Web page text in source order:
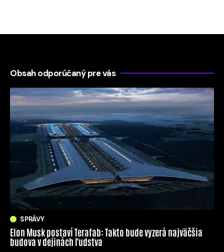
Obsah odporúčaný pre vás
SPRÁVY
Elon Musk postaví Terafab: Takto bude vyzerá najväčšia
budova v dejinách ľudstva